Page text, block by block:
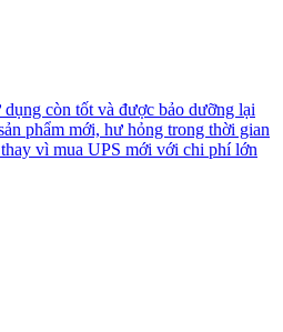
còn tốt và được bảo dưỡng lại
phẩm mới, hư hỏng trong thời gian
vì mua UPS mới với chi phí lớn